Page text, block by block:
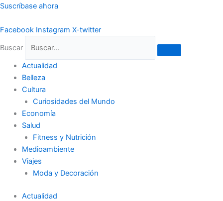
Ir
contenido
Suscríbase ahora
Facebook Instagram X-twitter
Buscar
Actualidad
Belleza
Cultura
Curiosidades del Mundo
Economía
Salud
Fitness y Nutrición
Medioambiente
Viajes
Moda y Decoración
Actualidad